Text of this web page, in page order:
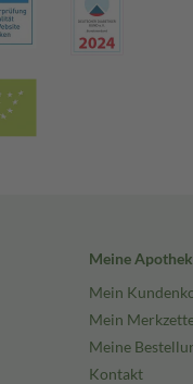
Meine
Mein
Mein
Meine
Kontakt